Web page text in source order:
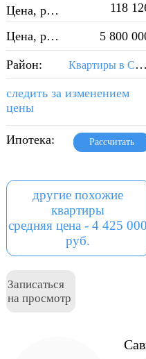
Цена, руб./м 118
Цена, руб.: 5 800
Район: Квартиры в Советском районе Самары
следить за изменением
цены
Ипотека: Рассчитать
другие похожие
квартиры
средняя цена - 4 425 000
руб.
Записаться
на просмотр